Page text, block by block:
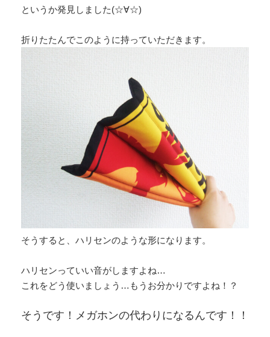
というか発見しました(☆∀☆)
折りたたんでこのように持っていただきます。
そうすると、ハリセンのような形になります。
ハリセンっていい音がしますよね…
これをどう使いましょう…もうお分かりですよね！？
そうです！メガホンの代わりになるんです！！